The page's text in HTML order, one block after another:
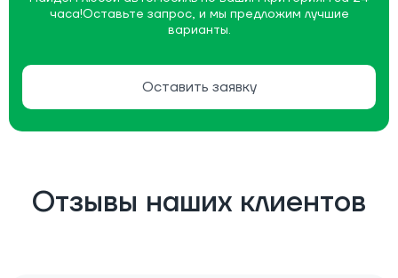
часа!Оставьте запрос, и мы предложим лучшие
варианты.
Оставить заявку
Отзывы наших клиентов